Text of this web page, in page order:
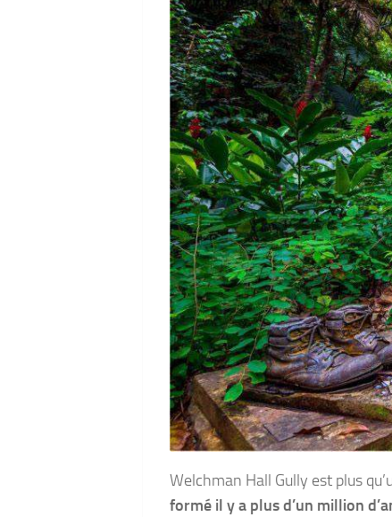
Welchman Hall Gully est plus
formé il y a plus d’un million